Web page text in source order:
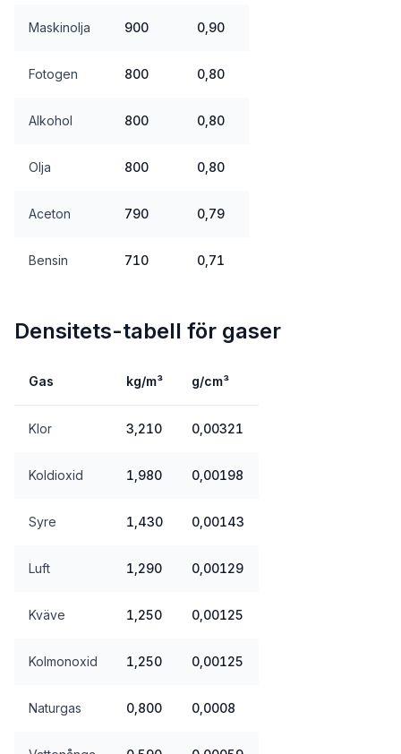
Maskinolja 900 0,90
Fotogen 800 0,80
Alkohol 800 0,80
Olja 800 0,80
Aceton 790 0,79
Bensin 710 0,71
Densitets-tabell för gaser
Gas kg/m³ g/cm³
Klor 3,210 0,00321
Koldioxid 1,980 0,00198
Syre 1,430 0,00143
Luft 1,290 0,00129
Kväve 1,250 0,00125
Kolmonoxid 1,250 0,00125
Naturgas 0,800 0,0008